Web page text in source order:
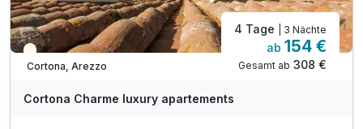
Teilweise ausgelastet
Cortona, Arezzo
4 Tage | 3 Nächte
ab 154 €
Gesamt ab 308 €
Cortona Charme luxury apartements